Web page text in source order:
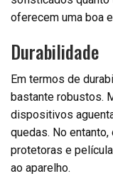
oferecem uma boa
Durabilidade
Em termos de
bastante robustos.
dispositivos
quedas. No
protetoras e
ao aparelho.